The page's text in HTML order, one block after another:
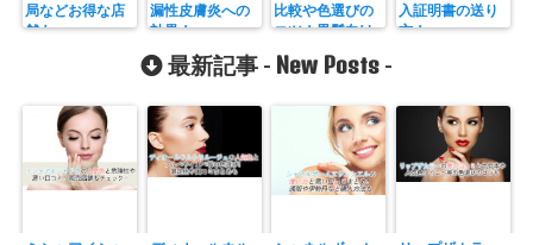
局などお得な店
舗も
漏性皮膚炎への
効果！
比較や色選びの
コツ！黒髪向け
の選び方や使い
方も
入証明書の送り
方！
最新記事 - New Posts -